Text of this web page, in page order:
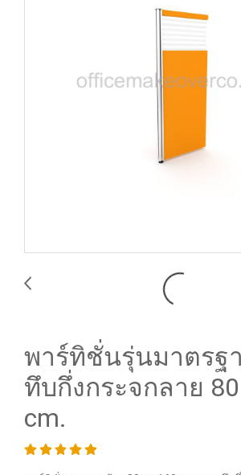
พาร์ทิชั่นรุ่นมาตรฐ
ทึบกึ่งกระจกลาย
cm.